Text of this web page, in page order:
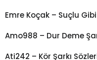
Emre Koçak – Suçlu Gibi
Amo988 – Dur Deme
Ati242 – Kör Şarkı